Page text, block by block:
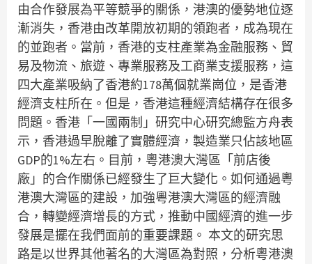
由合作發展為平等競爭的關係，港澳的優勢地位逐
漸消失，香港由改革開放初期的領跑者，成為現在
的並跑者。當前，香港的支柱產業為金融服務、貿
易及物流、旅遊、專業服務及工商業支援服務，這
四大產業吸納了香港約178萬個就業崗位，是香港
經濟支柱所在。但是，香港這種經濟結構存在很多
問題。香港「一國兩制」研究中心研究總監方舟表
示，香港過早脫離了實體經濟，製造業只佔該地區
GDP的1%左右。目前，粵港澳大灣區「前店後
廠」的合作關係已經發生了巨大變化。如何通過粵
港澳大灣區的建設，加強粵港澳大灣區的經濟融
合，轉變經濟增長的方式，推動中國經濟的進一步
發展是擺在我們面前的重要課題。 本文的研究思
路是以世界其他著名的大灣區為對照，分析粵港澳